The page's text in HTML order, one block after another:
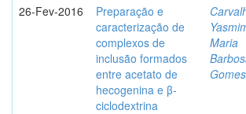
26-Fev-2016
Preparação e
caracterização de
complexos de
inclusão formados
entre acetato de
hecogenina e β-
ciclodextrina
Maria